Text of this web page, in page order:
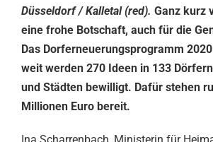
Düsseldorf / Kalletal (red). Ganz kurz
eine frohe Botschaft, auch für die
Das Dorferneuerungsprogramm
weit werden 270 Ideen in 133
und Städten bewilligt. Dafür stehen
Millionen Euro bereit.